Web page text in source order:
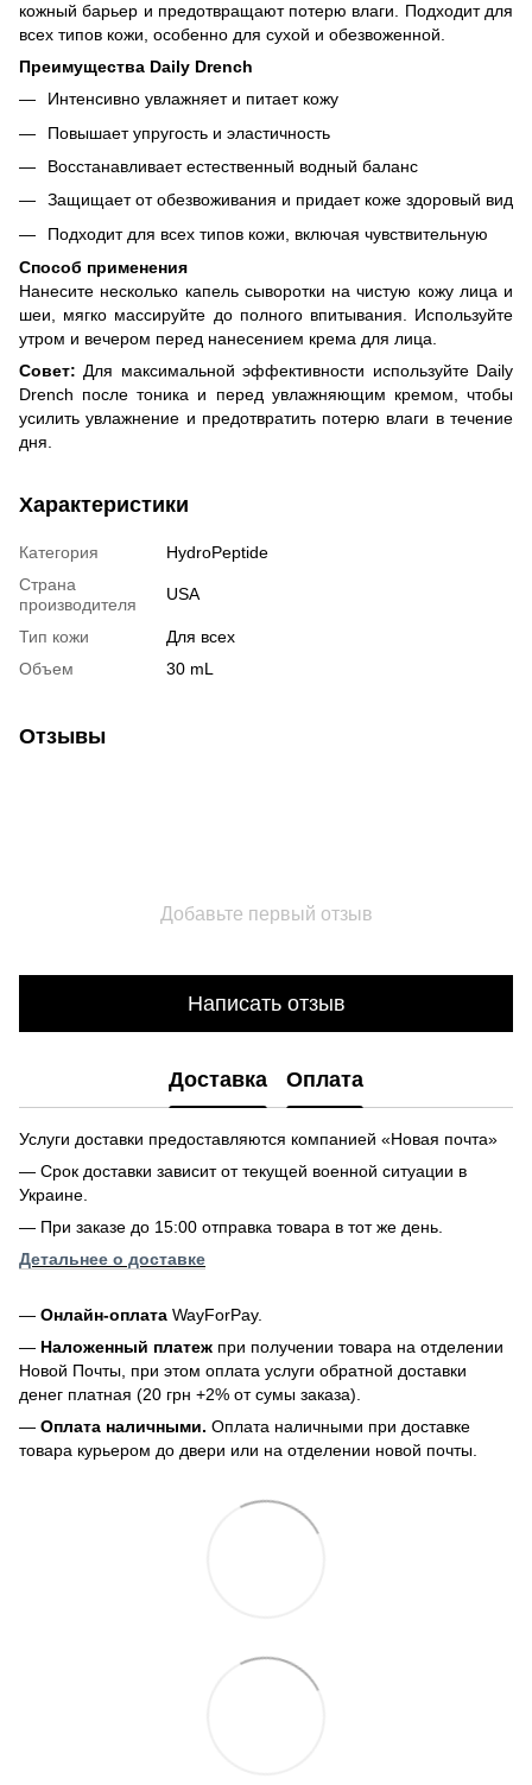
кожный барьер и предотвращают потерю влаги. Подходит для
всех типов кожи, особенно для сухой и обезвоженной.
Преимущества Daily Drench
Интенсивно увлажняет и питает кожу
Повышает упругость и эластичность
Восстанавливает естественный водный баланс
Защищает от обезвоживания и придает коже здоровый вид
Подходит для всех типов кожи, включая чувствительную
Способ применения
Нанесите несколько капель сыворотки на чистую кожу лица и
шеи, мягко массируйте до полного впитывания. Используйте
утром и вечером перед нанесением крема для лица.
Совет: Для максимальной эффективности используйте Daily
Drench после тоника и перед увлажняющим кремом, чтобы
усилить увлажнение и предотвратить потерю влаги в течение
дня.
Характеристики
Категория
HydroPeptide
Страна
производителя
USA
Тип кожи
Для всех
Объем
30 mL
Отзывы
Добавьте первый отзыв
Написать отзыв
Доставка Оплата
Услуги доставки предоставляются компанией «Новая почта»
— Срок доставки зависит от текущей военной ситуации в
Украине.
— При заказе до 15:00 отправка товара в тот же день.
Детальнее о доставке
— Онлайн-оплата WayForPay.
— Наложенный платеж при получении товара на отделении
Новой Почты, при этом оплата услуги обратной доставки
денег платная (20 грн +2% от сумы заказа).
— Оплата наличными. Оплата наличными при доставке
товара курьером до двери или на отделении новой почты.